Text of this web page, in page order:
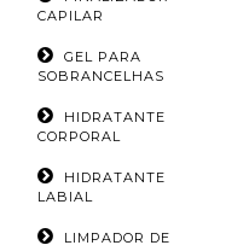
CAPILAR
GEL PARA
SOBRANCELHAS
HIDRATANTE
CORPORAL
HIDRATANTE
LABIAL
LIMPADOR DE